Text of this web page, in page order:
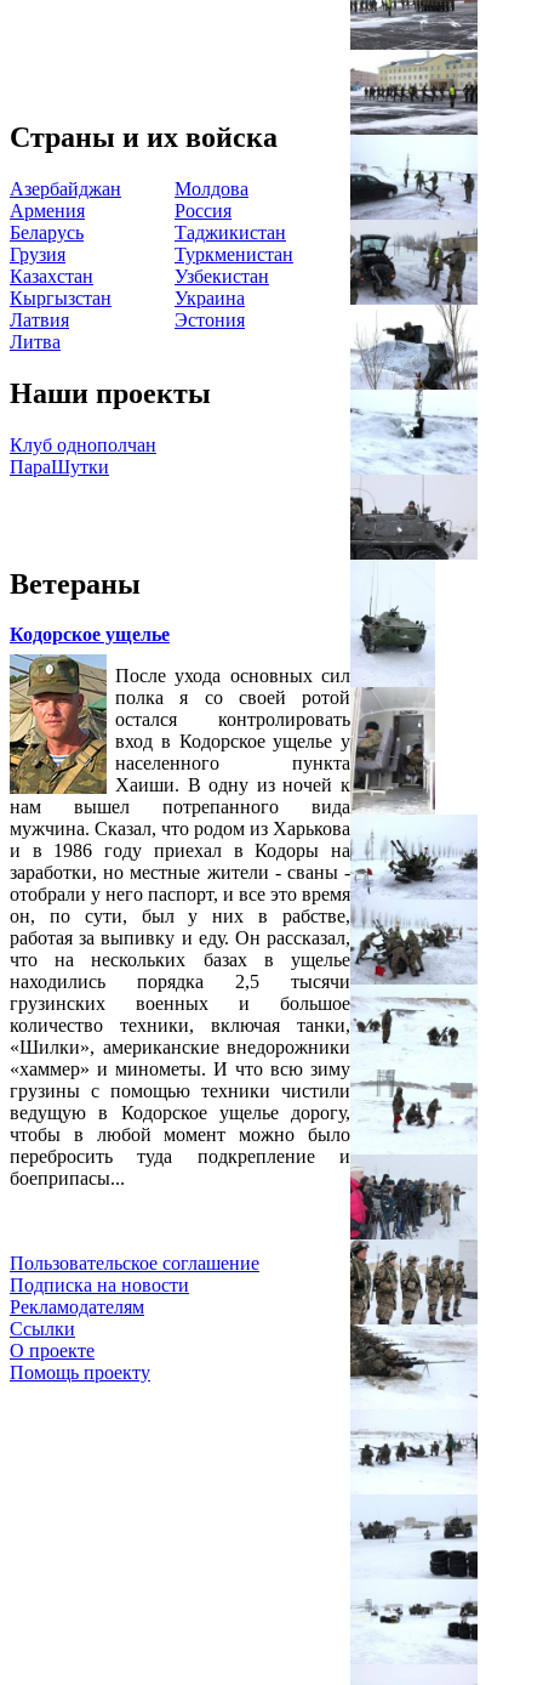
Страны и их войска
Азербайджан
Армения
Беларусь
Грузия
Казахстан
Кыргызстан
Латвия
Литва
Молдова
Россия
Таджикистан
Туркменистан
Узбекистан
Украина
Эстония
Наши проекты
Клуб однополчан
ПараШутки
Ветераны
Кодорское ущелье
После ухода основных сил
полка я со своей ротой
остался контролировать
вход в Кодорское ущелье у
населенного пункта
Хаиши. В одну из ночей к
нам вышел потрепанного вида
мужчина. Сказал, что родом из Харькова
и в 1986 году приехал в Кодоры на
заработки, но местные жители - сваны -
отобрали у него паспорт, и все это время
он, по сути, был у них в рабстве,
работая за выпивку и еду. Он рассказал,
что на нескольких базах в ущелье
находились порядка 2,5 тысячи
грузинских военных и большое
количество техники, включая танки,
«Шилки», американские внедорожники
«хаммер» и минометы. И что всю зиму
грузины с помощью техники чистили
ведущую в Кодорское ущелье дорогу,
чтобы в любой момент можно было
перебросить туда подкрепление и
боеприпасы...
Пользовательское соглашение
Подписка на новости
Рекламодателям
Ссылки
О проекте
Помощь проекту